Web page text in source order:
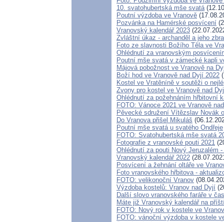
10. svatohubertská mše svatá
Poutní výzdoba ve Vranově
Pozvánka na Hamérské posvícení
Vranovský kalendář 2023
Zvláštní úkaz - archanděl a jeho
Foto ze slavnosti Božího Těla ve
Ohlédnutí za vranovským
Poutní mše svatá v zámecké kapli
Májová pobožnost ve Vranově na
Boží hod ve Vranově nad Dyjí 2022
Kostel ve Vratěníně v soutěži o
Zvony pro kostel ve Vranově nad
Ohlédnutí za požehnáním hřbitovní
FOTO: Vánoce 2021 ve Vranově
Pěvecké sdružení Vítězslav Novák
Do Vranova přišel Mikuláš
Poutní mše svatá u svatého Ondřeje
FOTO: Svatohubertská mše svatá
Fotografie z vranovské pouti 2021
Ohlédnutí za pouti Nový Jeruzalém -
Vranovský kalendář 2022
Posvícení a žehnání oltáře ve
Foto vranovského hřbitova -
FOTO: velikonoční Vranov
Výzdoba kostelů: Vranov nad Dyjí
Další slovo vranovského faráře v
Máte již Vranovský kalendář na
FOTO: Nový rok v kostele ve
FOTO: vánoční výzdoba v kostele